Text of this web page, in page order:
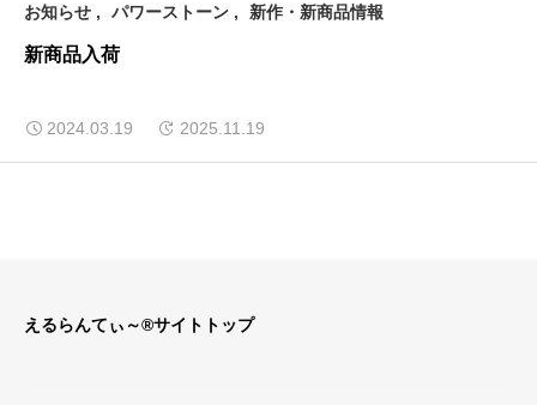
お知らせ パワーストーン 新作・新商品情報
新商品入荷
2024.03.19 2025.11.19
えるらんてぃ～®サイトトップ